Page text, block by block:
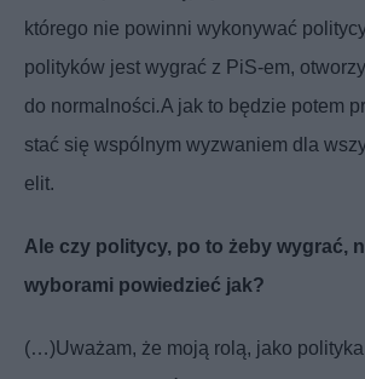
którego nie powinni wykonywać
polityków jest wygrać z PiS-em,
do normalności.A jak to będzie potem
stać się wspólnym wyzwaniem dla
elit.
Ale czy politycy, po to żeby wygrać,
wyborami powiedzieć jak?
(…)Uważam, że moją rolą, jako